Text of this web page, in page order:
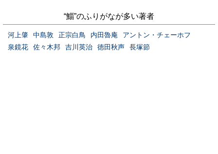
“鯔”のふりがなが多い著者
河上肇 中島敦 正宗白鳥 内田魯庵
アントン・チェーホフ
泉鏡花
佐々木邦 吉川英治 徳田秋声 長塚節